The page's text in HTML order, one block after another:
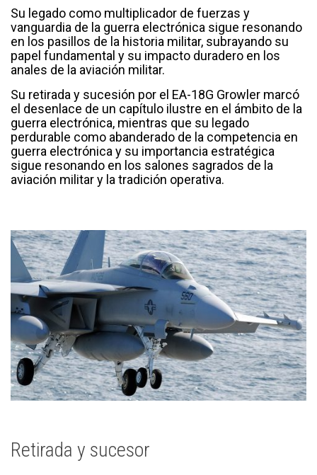
Su legado como multiplicador de fuerzas y
vanguardia de la guerra electrónica sigue resonando
en los pasillos de la historia militar, subrayando su
papel fundamental y su impacto duradero en los
anales de la aviación militar.
Su retirada y sucesión por el EA-18G Growler marcó
el desenlace de un capítulo ilustre en el ámbito de la
guerra electrónica, mientras que su legado
perdurable como abanderado de la competencia en
guerra electrónica y su importancia estratégica
sigue resonando en los salones sagrados de la
aviación militar y la tradición operativa.
Retirada y sucesor